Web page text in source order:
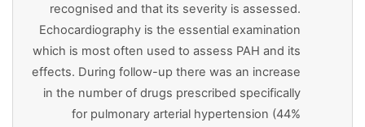
recognised and that its severity is assessed.
Echocardiography is the essential examination
which is most often used to assess PAH and its
effects. During follow-up there was an increase
in the number of drugs prescribed specifically
for pulmonary arterial hypertension (44%